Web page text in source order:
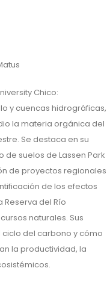
Chico:
y cuencas hidrográficas,
la materia orgánica del
Se destaca en su
suelos de Lassen Park
de proyectos regionales
de los efectos
del Río
naturales. Sus
del carbono y cómo
la productividad, la